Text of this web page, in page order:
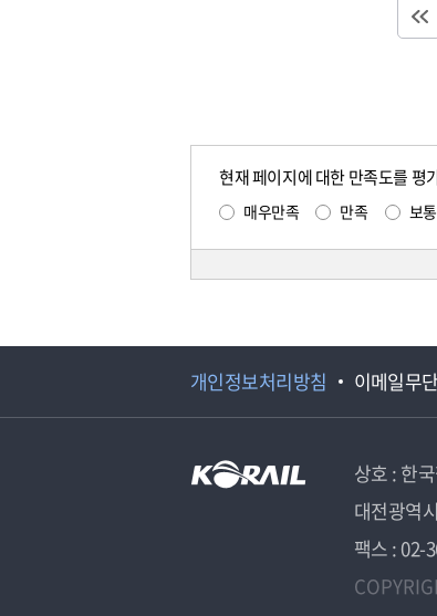
현재 페이지에 대한 만족도를 평
매우만족 만족 보통
개인정보처리방침 이메일무
상호 : 한
대전광역
팩스 : 02-